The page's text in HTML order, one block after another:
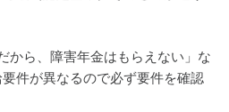
から、障害年金はもらえない」な
件が異なるので必ず要件を確認